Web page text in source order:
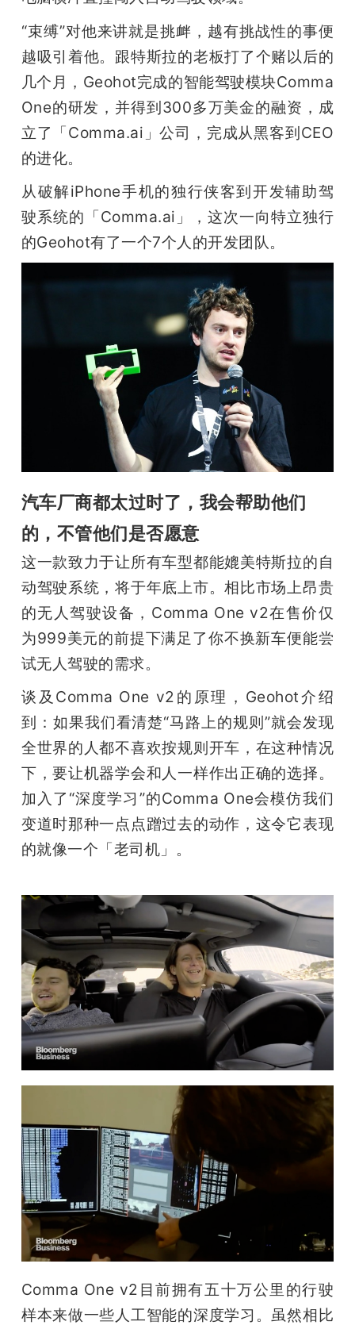
“束缚”对他来讲就是挑衅，越有挑战性的事便
越吸引着他。跟特斯拉的老板打了个赌以后的
几个月，Geohot完成的智能驾驶模块Comma
One的研发，并得到300多万美金的融资，成
立了「Comma.ai」公司，完成从黑客到CEO
的进化。
从破解iPhone手机的独行侠客到开发辅助驾
驶系统的「Comma.ai」，这次一向特立独行
的Geohot有了一个7个人的开发团队。
汽车厂商都太过时了，我会帮助他们
的，不管他们是否愿意
这一款致力于让所有车型都能媲美特斯拉的自
动驾驶系统，将于年底上市。相比市场上昂贵
的无人驾驶设备，Comma One v2在售价仅
为999美元的前提下满足了你不换新车便能尝
试无人驾驶的需求。
谈及Comma One v2的原理，Geohot介绍
到：如果我们看清楚“马路上的规则”就会发现
全世界的人都不喜欢按规则开车，在这种情况
下，要让机器学会和人一样作出正确的选择。
加入了“深度学习”的Comma One会模仿我们
变道时那种一点点蹭过去的动作，这令它表现
的就像一个「老司机」。
Comma One v2目前拥有五十万公里的行驶
样本来做一些人工智能的深度学习。虽然相比